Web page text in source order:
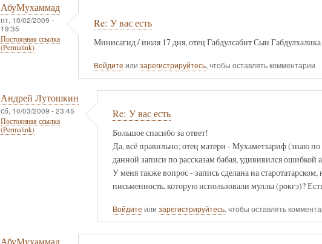
АбуМухаммад
пт, 10/02/2009 -
19:35
Постоянная ссылка
(Permalink)
Re: У вас есть
Минисагид / июля 17 дня, отец Габдулсабит Сын
Войдите или зарегистрируйтесь, чтобы оставлять комментарии
Андрей Лутошкин
сб, 10/03/2009 - 23:45
Постоянная ссылка
(Permalink)
Re: У вас есть
Большое спасибо за ответ!
Да, всё правильно; отец матери - Мухаметзариф (знаю по
данной записи по рассказам бабая, удививился
У меня также вопрос - запись сделана на
письменность, которую использовали муллы (рокгэ)?
Войдите или зарегистрируйтесь, чтобы оставлять